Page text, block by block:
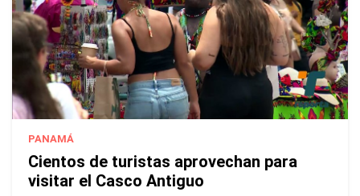
PANAMÁ
Cientos de turistas aprovechan para
visitar el Casco Antiguo